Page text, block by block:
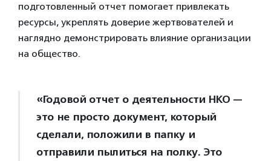
подготовленный отчет помогает привлекать
ресурсы, укреплять доверие жертвователей и
наглядно демонстрировать влияние организации
на общество.
«Годовой отчет о деятельности НКО —
это не просто документ, который
сделали, положили в папку и
отправили пылиться на полку. Это